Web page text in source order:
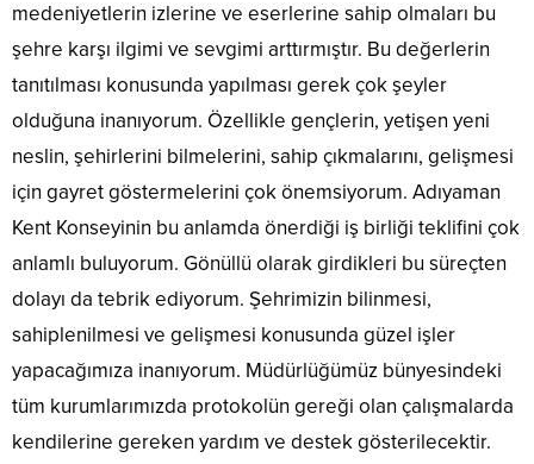
medeniyetlerin izlerine ve eserlerine sahip olmaları bu
şehre karşı ilgimi ve sevgimi arttırmıştır. Bu değerlerin
tanıtılması konusunda yapılması gerek çok şeyler
olduğuna inanıyorum. Özellikle gençlerin, yetişen yeni
neslin, şehirlerini bilmelerini, sahip çıkmalarını, gelişmesi
için gayret göstermelerini çok önemsiyorum. Adıyaman
Kent Konseyinin bu anlamda önerdiği iş birliği teklifini çok
anlamlı buluyorum. Gönüllü olarak girdikleri bu süreçten
dolayı da tebrik ediyorum. Şehrimizin bilinmesi,
sahiplenilmesi ve gelişmesi konusunda güzel işler
yapacağımıza inanıyorum. Müdürlüğümüz bünyesindeki
tüm kurumlarımızda protokolün gereği olan çalışmalarda
kendilerine gereken yardım ve destek gösterilecektir.